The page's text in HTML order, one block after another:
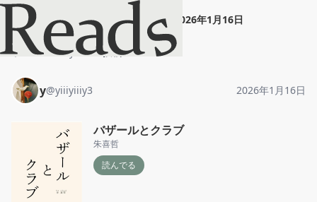
y"バザールとクラブ" 2026年1月16日
ホーム y 投稿
y@yiiiyiiiy3 2026年1月16日
バザールとクラブ
朱喜哲
読んでる